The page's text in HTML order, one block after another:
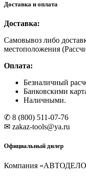
Установка
для
радиаторов
и
системы
охлаждения
Доставка и оплата
Доставка:
Самовывоз либо
местоположения
Оплата:
Безналичный
Банковскими
Наличными.
✆ 8 (800) 511-07-76
✉ zakaz-tools@ya.ru
Официальный дилер
Компания «АВТОДЕЛО»